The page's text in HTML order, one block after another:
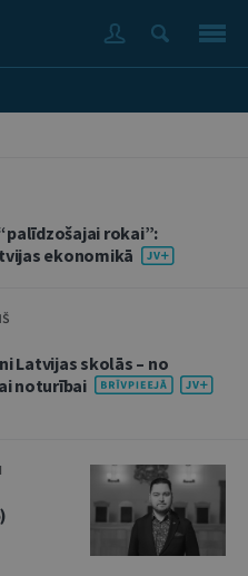
rokai”:
ekonomikā
Latvijas skolās – no
noturībai